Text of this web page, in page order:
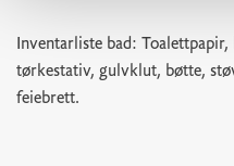
Inventarliste bad:
tørkestativ, gulvklut, bøtte,
feiebrett.